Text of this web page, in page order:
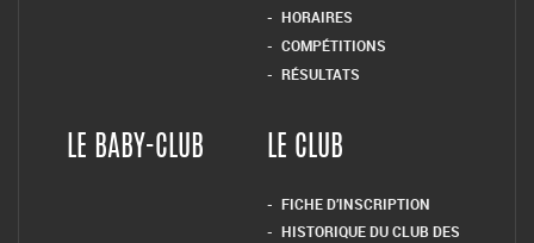
HORAIRES
COMPÉTITIONS
RÉSULTATS
LE BABY-CLUB LE CLUB
FICHE D’INSCRIPTION
HISTORIQUE DU CLUB DES